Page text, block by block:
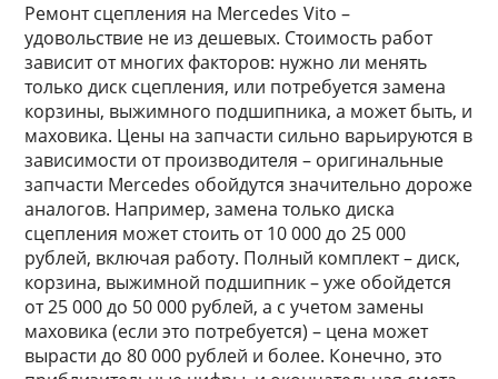
Ремонт сцепления на Mercedes Vito –
удовольствие не из дешевых. Стоимость работ
зависит от многих факторов: нужно ли менять
только диск сцепления, или потребуется замена
корзины, выжимного подшипника, а может быть, и
маховика. Цены на запчасти сильно варьируются в
зависимости от производителя – оригинальные
запчасти Mercedes обойдутся значительно дороже
аналогов. Например, замена только диска
сцепления может стоить от 10 000 до 25 000
рублей, включая работу. Полный комплект – диск,
корзина, выжимной подшипник – уже обойдется
от 25 000 до 50 000 рублей, а с учетом замены
маховика (если это потребуется) – цена может
вырасти до 80 000 рублей и более. Конечно, это